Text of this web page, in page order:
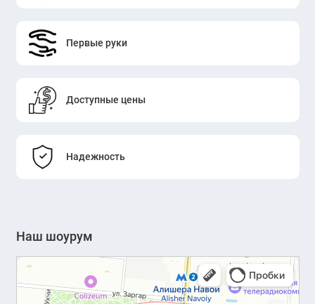
Первые руки
Доступные цены
Надежность
Наш шоурум